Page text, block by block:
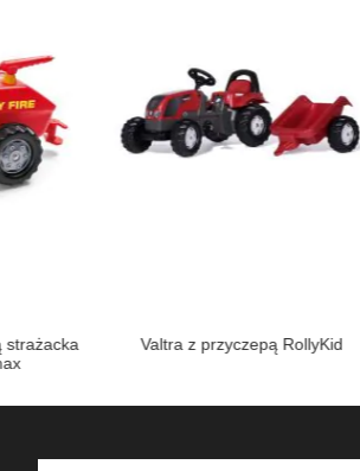
strażacka
Valtra z przyczepą RollyKid